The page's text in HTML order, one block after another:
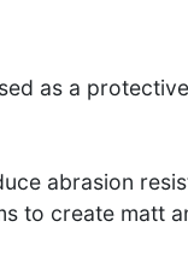
as a
abrasion
to create matt